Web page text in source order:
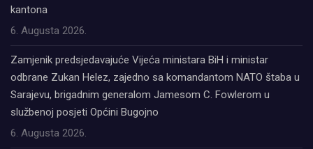
kantona
6. Augusta 2026.
Zamjenik predsjedavajuće Vijeća ministara BiH i ministar
odbrane Zukan Helez, zajedno sa komandantom NATO štaba u
Sarajevu, brigadnim generalom Jamesom C. Fowlerom u
službenoj posjeti Općini Bugojno
6. Augusta 2026.